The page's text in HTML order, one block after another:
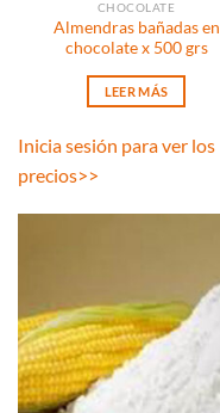
CHOCOLATE
Almendras bañadas en
chocolate x 500 grs
LEER MÁS
Inicia sesión para ver los
precios>>